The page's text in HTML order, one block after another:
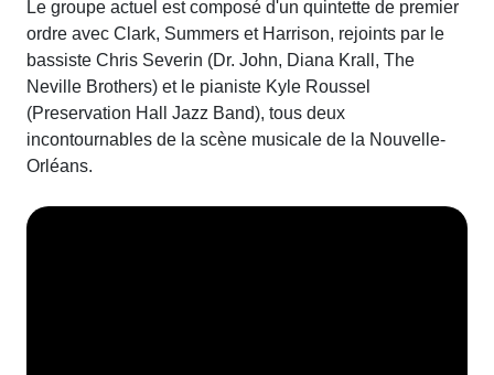
Le groupe actuel est composé d'un quintette de premier
ordre avec Clark, Summers et Harrison, rejoints par le
bassiste Chris Severin (Dr. John, Diana Krall, The
Neville Brothers) et le pianiste Kyle Roussel
(Preservation Hall Jazz Band), tous deux
incontournables de la scène musicale de la Nouvelle-
Orléans.